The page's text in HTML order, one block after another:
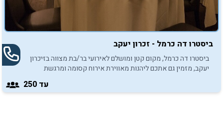
ביסטרו דה כרמל - זכרון יעקב
ביסטרו דה כרמל, מקום קטן ומושלם לאירועי בר/בת מצווה בזיכרון
יעקב, מזמין גם אתכם ליהנות מאווירת אירוח קסומה ומרגשת
עד 250